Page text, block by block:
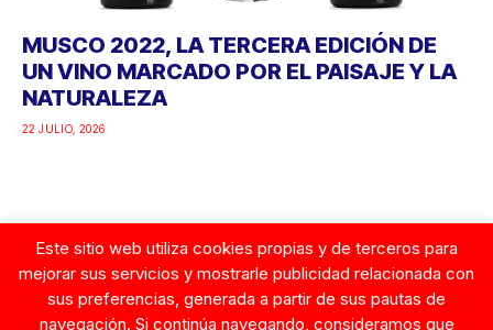
MUSCO 2022, LA TERCERA EDICIÓN DE
UN VINO MARCADO POR EL PAISAJE Y LA
NATURALEZA
22 JULIO, 2026
Google
Este sitio web utiliza cookies propias y de terceros para
mejorar sus servicios y mostrarle publicidad relacionada con
sus preferencias, generada a partir de sus pautas de
navegación. Si continúa navegando, consideramos que